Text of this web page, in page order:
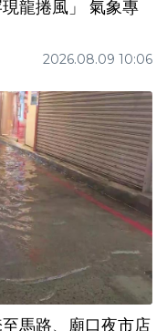
龍捲風」 氣象專
2026.08.09 10:06
馬路、廟口夜市店